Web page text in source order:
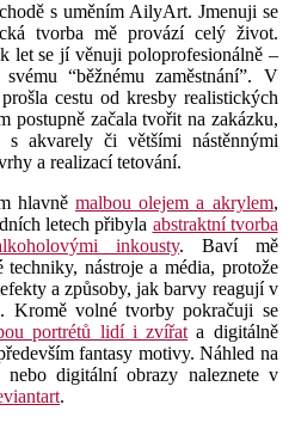
s uměním AilyArt. Jmenuji se
tvorba mě provází celý život.
let se jí věnuji poloprofesionálně –
“běžnému zaměstnání”. V
cestu od kresby realistických
postupně začala tvořit na zakázku,
s akvarely či většími nástěnnými
a realizací tetování.
hlavněmalbou olejem a akrylem,
letech přibyla abstraktní tvorba
inkousty. Baví mě
techniky, nástroje a média, protože
a způsoby, jak barvy reagují v
Kromě volné tvorby pokračuji se
portrétů lidí i zvířata digitálně
fantasy motivy.Náhled na
nebo digitální obrazy naleznete v
.